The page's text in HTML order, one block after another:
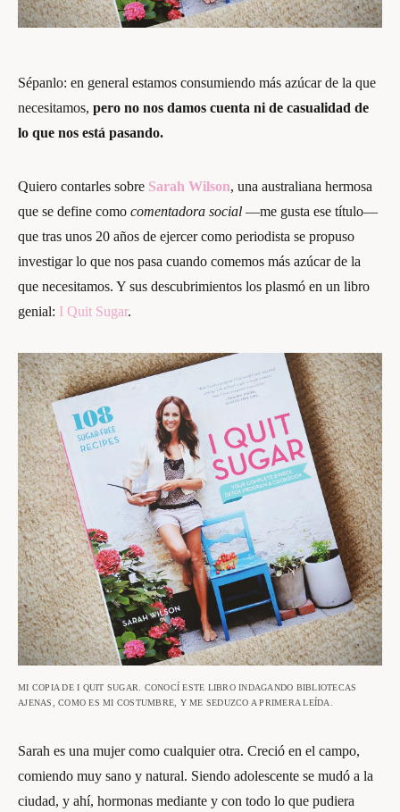
Sépanlo: en general estamos consumiendo más azúcar de la que
necesitamos, pero no nos damos cuenta ni de casualidad de
lo que nos está pasando.
Quiero contarles sobre Sarah Wilson, una australiana hermosa
que se define como comentadora social —me gusta ese título—
que tras unos 20 años de ejercer como periodista se propuso
investigar lo que nos pasa cuando comemos más azúcar de la
que necesitamos. Y sus descubrimientos los plasmó en un libro
genial: I Quit Sugar.
MI COPIA DE I QUIT SUGAR. CONOCÍ ESTE LIBRO INDAGANDO BIBLIOTECAS
AJENAS, COMO ES MI COSTUMBRE, Y ME SEDUZCO A PRIMERA LEÍDA.
Sarah es una mujer como cualquier otra. Creció en el campo,
comiendo muy sano y natural. Siendo adolescente se mudó a la
ciudad, y ahí, hormonas mediante y con todo lo que pudiera